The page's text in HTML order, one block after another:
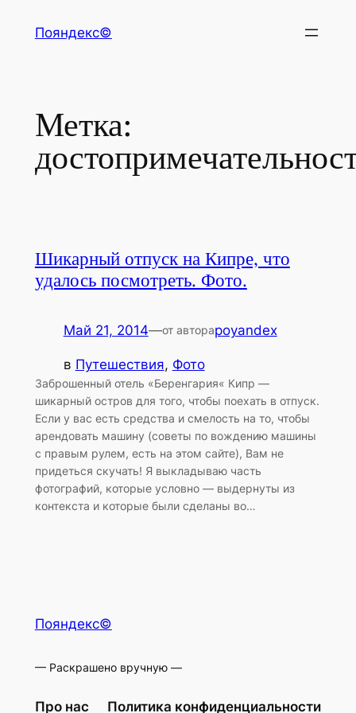
Пояндекс©
Метка:
Шикарный отпуск на Кипре, что
удалось посмотреть. Фото.
Май 21, 2014—от автораpoyandex
в Путешествия, Фото
Заброшенный отель «Беренгария« Кипр —
шикарный остров для того, чтобы поехать в отпуск.
Если у вас есть средства и смелость на то, чтобы
арендовать машину (советы по вождению машины
с правым рулем, есть на этом сайте), Вам не
придеться скучать! Я выкладываю часть
фотографий, которые условно — выдернуты из
контекста и которые были сделаны во…
Пояндекс©
— Раскрашено вручную —
Про нас Политика конфиденциальности